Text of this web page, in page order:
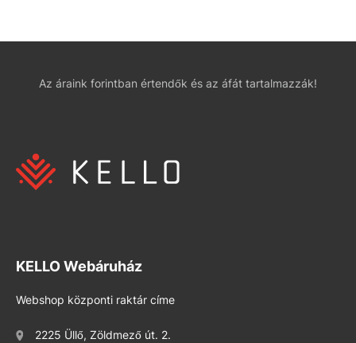
Az áraink forintban értendők és az áfát tartalmazzák!
KELLO Webáruház
Webshop központi raktár címe
2225 Üllő, Zöldmező út. 2.